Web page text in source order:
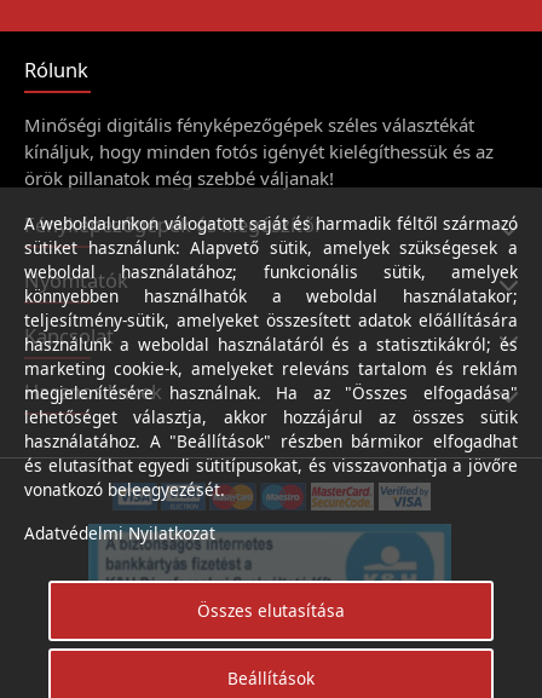
Rólunk
Minőségi digitális fényképezőgépek széles választékát
kínáljuk, hogy minden fotós igényét kielégíthessük és az
örök pillanatok még szebbé váljanak!
Fényképezőgépek és kiegészítői
Nyomtatók
Kapcsolat
Hasznos linkek
A weboldalunkon válogatott saját és harmadik féltől származó
sütiket használunk: Alapvető sütik, amelyek szükségesek a
weboldal használatához; funkcionális sütik, amelyek
könnyebben használhatók a weboldal használatakor;
teljesítmény-sütik, amelyeket összesített adatok előállítására
használunk a weboldal használatáról és a statisztikákról; és
marketing cookie-k, amelyeket releváns tartalom és reklám
megjelenítésére használnak. Ha az "Összes elfogadása"
lehetőséget választja, akkor hozzájárul az összes sütik
használatához. A "Beállítások" részben bármikor elfogadhat
és elutasíthat egyedi sütitípusokat, és visszavonhatja a jövőre
vonatkozó beleegyezését.
Adatvédelmi Nyilatkozat
Összes elutasítása
Beállítások